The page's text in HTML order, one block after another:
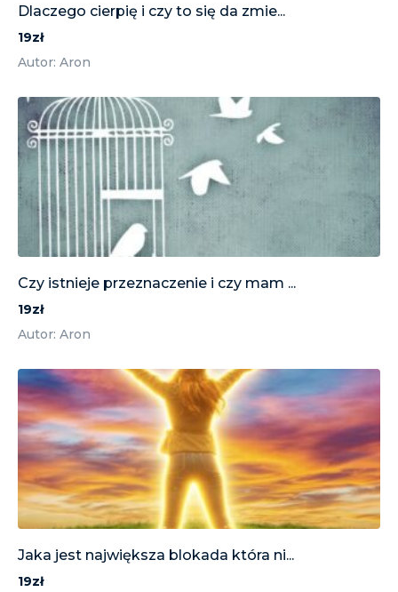
Dlaczego cierpię i czy to się da zmie...
19zł
Autor: Aron
Czy istnieje przeznaczenie i czy mam ...
19zł
Autor: Aron
Jaka jest największa blokada która ni...
19zł